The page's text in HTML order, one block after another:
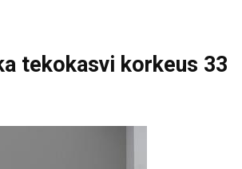
tekokasvi korkeus 33